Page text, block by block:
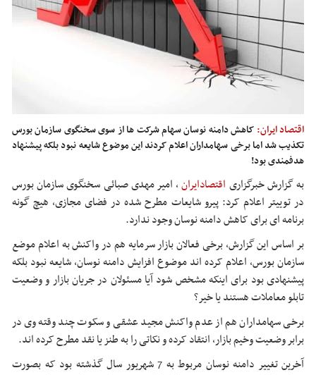
اقتصاد ایران: کاهش دامنه نوسان سهام شرکت ها از سوی سخنگوی سازمان بورس
تکذیب شد اما برخی سهامداران اعلام کردند این موضوع شایعه نبود بلکه پیشنهاد
هدفمندی بود!
به گزارش خبرگزاری اقتصادایران، امیر مهدی صبائی سخنگوی سازمان بورس
در توییتر اعلام کرد: پیرو شایعات مطرح شده در فضای مجازی، هیچ گونه
برنامه ای برای کاهش دامنه نوسان وجود ندارد.
بر اساس این گزارش، برخی فعالان بازار سرمایه هم در واکنش به اعلام موضع
سازمان بورس، اعلام کرده اند موضوع افزایش دامنه نوسان، شایعه نبود بلکه
پیشنهادی بود برای اینکه مشخص شود آیا مسئولان در جریان بازار و وضعیت
تابلو معاملات هستند یا خیر؟
برخی سهامداران هم از عدم واکنش مجید عشقی و سکوت چند وقته وی در
برابر وضعیت وخیم بازار، انتقاد کرده و نکاتی را به طنز یا نقد مطرح کرده اند.
آخرین تغییر دامنه نوسان مربوط به 7 شهریور سال گذشته بود که بصورت